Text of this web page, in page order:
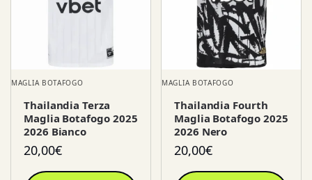
MAGLIA BOTAFOGO
Thailandia Terza
Maglia Botafogo 2025
2026 Bianco
20,00€
MAGLIA BOTAFOGO
Thailandia Fourth
Maglia Botafogo 2025
2026 Nero
20,00€